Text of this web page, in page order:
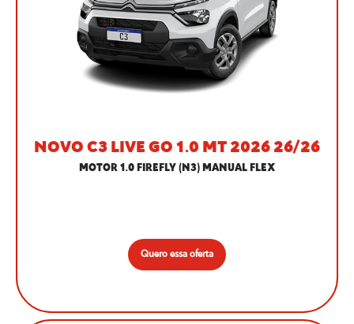
NOVO C3 LIVE GO 1.0 MT 2026 26/26
MOTOR 1.0 FIREFLY (N3) MANUAL FLEX
Quero essa oferta